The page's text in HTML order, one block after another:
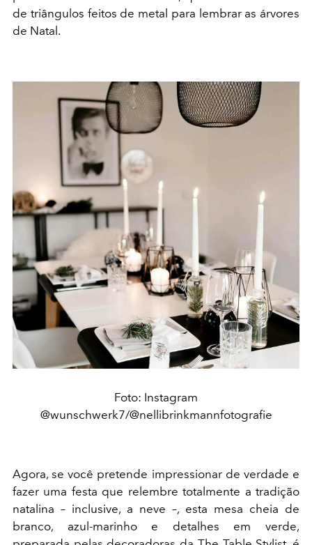
de triângulos feitos de metal para lembrar as árvores
de Natal.
Foto: Instagram
@wunschwerk7/@nellibrinkmannfotografie
Agora, se você pretende impressionar de verdade e
fazer uma festa que relembre totalmente a tradição
natalina – inclusive, a neve –, esta mesa cheia de
branco, azul-marinho e detalhes em verde,